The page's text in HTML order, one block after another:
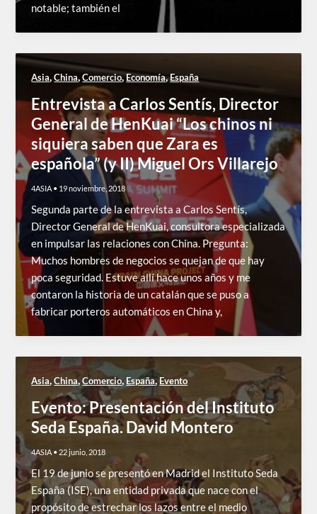
notable; también el
Asia,China,Comercio,Economía,España
Entrevista a Carlos Sentís, Director
General de HenKuai “Los chinos ni
siquiera saben que Zara es
española” (y II) Miguel Ors Villarejo
4ASIA • 19 noviembre, 2018
Segunda parte de la entrevista a Carlos Sentís,
Director General de HenKuai, consultora especializada
en impulsar las relaciones con China. Pregunta:
Muchos hombres de negocios se quejan de que hay
poca seguridad. Estuve allí hace unos años y me
contaron la historia de un catalán que se puso a
fabricar porteros automáticos en China y,
Asia,China,Comercio, España,Evento
Evento: Presentación del Instituto
Seda España. David Montero
4ASIA • 22 junio, 2018
El 19 de junio se presentó en Madrid el Instituto Seda
España (ISE), una entidad privada que nace con el
propósito de estrechar los lazos entre el medio